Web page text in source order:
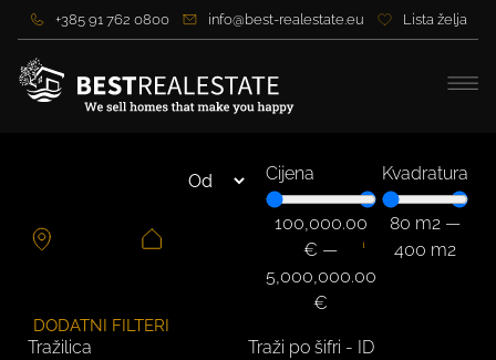
+385 91 762 0800 info@best-realestate.eu Lista želja
Cijena
100,000.00
€ —
5,000,000.00
€
Kvadratura
80 m2 —
400 m2
DODATNI FILTERI
Tražilica Traži po šifri - ID